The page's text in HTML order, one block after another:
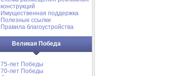
конструкций
Имущественная поддержка
Полезные ссылки
Правила благоустройства
Великая Победа
75-лет Победы
70-лет Победы